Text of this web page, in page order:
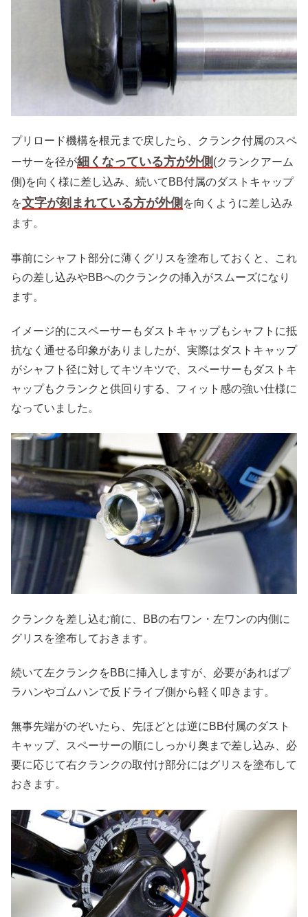
プリロード機構を根元まで戻したら、クランク付属のスペ
ーサーを径が細くなっている方が外側 (クランクアーム
側)を向く様に差し込み、続いてBB付属のダストキャップ
を文字が刻まれている方が外側 を向くように差し込み
ます。
事前にシャフト部分に薄くグリスを塗布しておくと、これ
らの差し込みやBBへのクランクの挿入がスムーズになり
ます。
イメージ的にスペーサーもダストキャップもシャフトに抵
抗なく通せる印象がありましたが、実際はダストキャップ
がシャフト径に対してキツキツで、スペーサーもダストキ
ャップもクランクと供回りする、フィット感の強い仕様に
なっていました。
クランクを差し込む前に、BBの右ワン・左ワンの内側に
グリスを塗布しておきます。
続いて左クランクをBBに挿入しますが、必要があればプ
ラハンやゴムハンで反ドライブ側から軽く叩きます。
無事先端がのぞいたら、先ほどとは逆にBB付属のダスト
キャップ、スペーサーの順にしっかり奥まで差し込み、必
要に応じて右クランクの取付け部分にはグリスを塗布して
おきます。